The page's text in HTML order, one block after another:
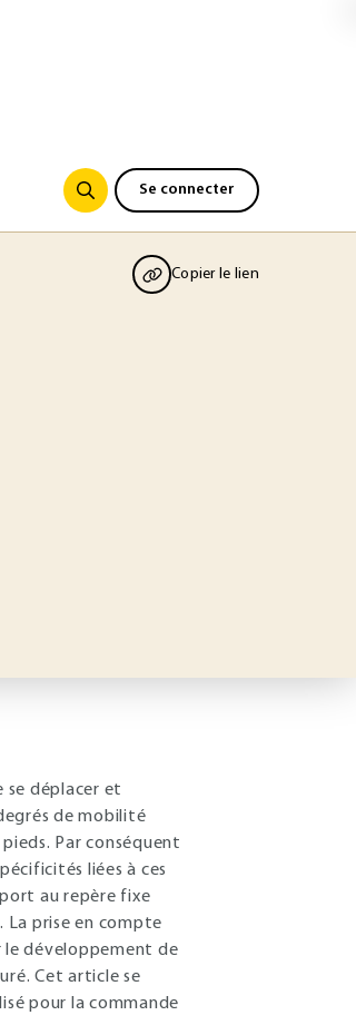
Se connecter
Copier le lien
se déplacer et
de mobilité
Par conséquent
liées à ces
au repère fixe
prise en compte
le développement de
Cet article se
pour la commande